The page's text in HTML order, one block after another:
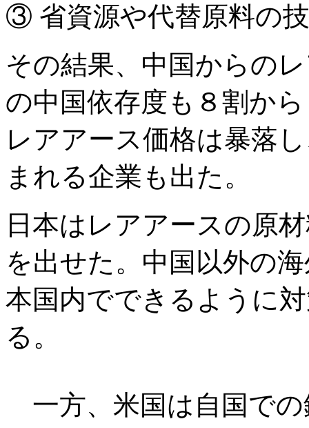
③ 省資源や代替原料の
その結果、中国からの
の中国依存度も８割か
レアアース価格は暴落
まれる企業も出た。
日本はレアアースの原
を出せた。中国以外の
本国内でできるように
る。
一方、米国は自国で